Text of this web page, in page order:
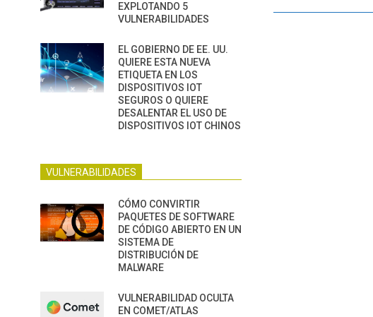
EXPLOTANDO 5
VULNERABILIDADES
EL GOBIERNO DE EE. UU.
QUIERE ESTA NUEVA
ETIQUETA EN LOS
DISPOSITIVOS IOT
SEGUROS O QUIERE
DESALENTAR EL USO DE
DISPOSITIVOS IOT CHINOS
VULNERABILIDADES
CÓMO CONVIRTIR
PAQUETES DE SOFTWARE
DE CÓDIGO ABIERTO EN UN
SISTEMA DE
DISTRIBUCIÓN DE
MALWARE
VULNERABILIDAD OCULTA
EN COMET/ATLAS